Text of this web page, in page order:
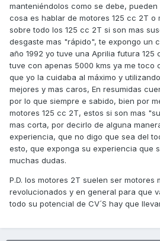
manteniéndolos como se debe,
cosa es hablar de motores 125 cc 2T o
sobre todo los 125 cc 2T si son mas
desgaste mas "rápido", te expongo un
año 1992 yo tuve una Aprilia futura 125
tuve con apenas 5000 kms ya me toco
que yo la cuidaba al máximo y
mejores y mas caros, En resumidas
por lo que siempre e sabido, bien por
motores 125 cc 2T, estos si son mas
mas corta, por decirlo de alguna
experiencia, que no digo que sea del
esto, que exponga su experiencia que
muchas dudas.
P.D. los motores 2T suelen ser motores
revolucionados y en general para que
todo su potencial de CV´S hay que